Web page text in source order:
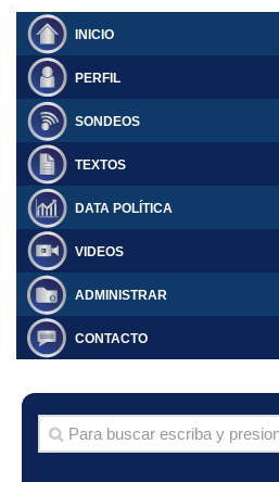
INICIO
PERFIL
SONDEOS
TEXTOS
DATA POLÍTICA
VIDEOS
ADMINISTRAR
CONTACTO